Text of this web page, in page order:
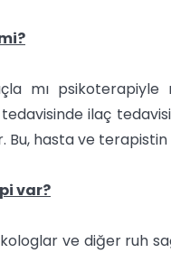
mı
tedavisinde ilaç
Bu, hasta ve
var?
ve diğer ruh